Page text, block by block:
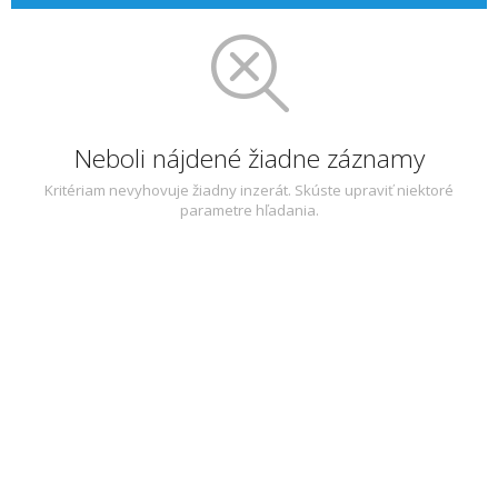
Neboli nájdené žiadne záznamy
Kritériam nevyhovuje žiadny inzerát. Skúste upraviť niektoré
parametre hľadania.